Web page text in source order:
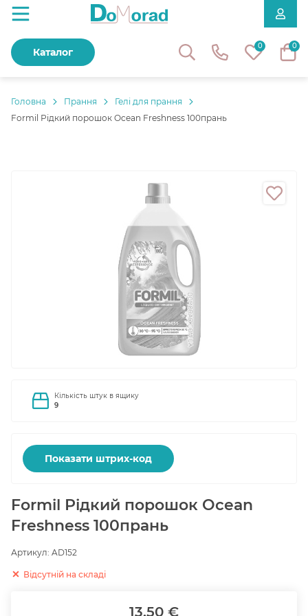
0 0
Каталог
Головнa Прання
Гелі для прання
Formil Рідкий порошок Ocean Freshness 100прань
Кількість штук в ящику
9
Показати штрих-код
Formil Рідкий порошок Ocean
Freshness 100прань
Артикул: AD152
Відсутній на складі
13.50 €